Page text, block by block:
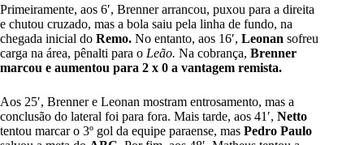
Primeiramente, aos 6′, Brenner arrancou, puxou para a direita
e chutou cruzado, mas a bola saiu pela linha de fundo, na
chegada inicial do Remo. No entanto, aos 16′, Leonan sofreu
carga na área, pênalti para o Leão. Na cobrança, Brenner
marcou e aumentou para 2 x 0 a vantagem remista.
Aos 25′, Brenner e Leonan mostram entrosamento, mas a
conclusão do lateral foi para fora. Mais tarde, aos 41′, Netto
tentou marcar o 3º gol da equipe paraense, mas Pedro Paulo